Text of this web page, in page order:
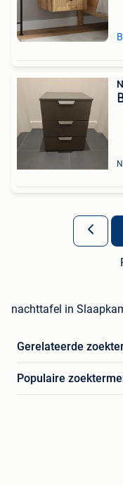
nachttafel in
Gerelateerde
Populaire